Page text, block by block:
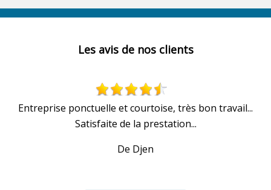
Les avis de nos clients
Entreprise ponctuelle et courtoise, très bon travail...
Satisfaite de la prestation...
De Djen